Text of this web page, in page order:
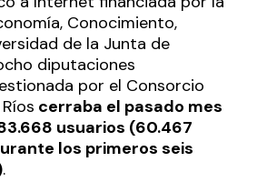
Conocimiento,
de la Junta de
diputaciones
por el Consorcio
cerraba el pasado mes
usuarios (60.467
los primeros seis
.